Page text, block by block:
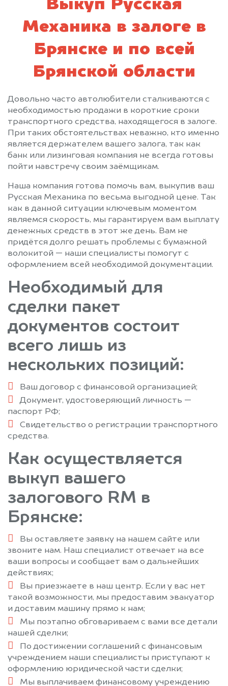
Выкуп Русская
Механика в залоге в
Брянске и по всей
Брянской области
Довольно часто автолюбители сталкиваются с
необходимостью продажи в короткие сроки
транспортного средства, находящегося в залоге.
При таких обстоятельствах неважно, кто именно
является держателем вашего залога, так как
банк или лизинговая компания не всегда готовы
пойти навстречу своим заёмщикам.
Наша компания готова помочь вам, выкупив ваш
Русская Механика по весьма выгодной цене. Так
как в данной ситуации ключевым моментом
являемся скорость, мы гарантируем вам выплату
денежных средств в этот же день. Вам не
придётся долго решать проблемы с бумажной
волокитой — наши специалисты помогут с
оформлением всей необходимой документации.
Необходимый для
сделки пакет
документов состоит
всего лишь из
нескольких позиций:
Ваш договор с финансовой организацией;
Документ, удостоверяющий личность —
паспорт РФ;
Свидетельство о регистрации транспортного
средства.
Как осуществляется
выкуп вашего
залогового RM в
Брянске:
Вы оставляете заявку на нашем сайте или
звоните нам. Наш специалист отвечает на все
ваши вопросы и сообщает вам о дальнейших
действиях;
Вы приезжаете в наш центр. Если у вас нет
такой возможности, мы предоставим эвакуатор
и доставим машину прямо к нам;
Мы поэтапно обговариваем с вами все детали
нашей сделки;
По достижении соглашений с финансовым
учреждением наши специалисты приступают к
оформлению юридической части сделки;
Мы выплачиваем финансовому учреждению